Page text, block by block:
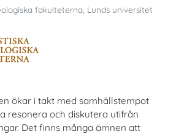
fakulteterna, Lunds universitet
ökar i takt med samhällstempot
resonera och diskutera utifrån
Det finns många ämnen att